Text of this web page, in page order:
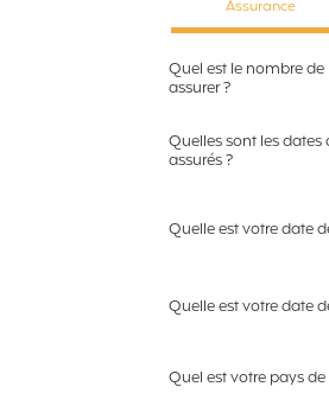
Assurance
Quel est le nombre
assurer ?
Quelles sont les dates
assurés ?
Quelle est votre date
Quelle est votre date
Quel est votre pays